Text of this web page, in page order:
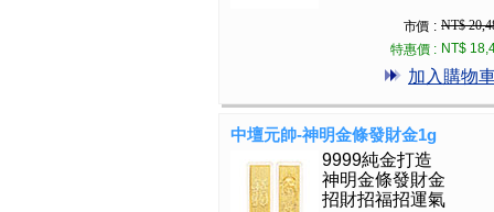
市價 : NT$
特惠價 : NT$
加入購物
中壇元帥-神明金條發財金1g
9999純金打造
神明金條發財金
招財招福招運氣